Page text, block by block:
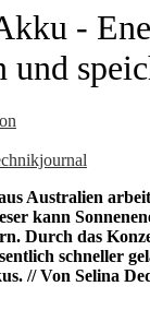
-
und
Australien
kann
Durch das
schneller
// Von Selina